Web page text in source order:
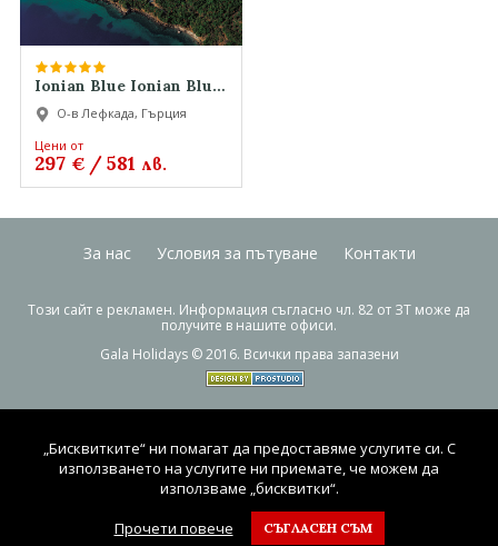
Ionian Blue Ionian Blue
Ionian Blue
О-в Лефкада, Гърция
Цени от
297 €/581 лв.
За нас Условия за пътуване Контакти
Този сайт е рекламен. Информация съгласно чл. 82 от ЗТ може да
получите в нашите офиси.
Gala Holidays © 2016. Всички права запазени
„Бисквитките“ ни помагат да предоставяме услугите си. С
използването на услугите ни приемате, че можем да
използваме „бисквитки“.
Прочети повече
СЪГЛАСЕН СЪМ